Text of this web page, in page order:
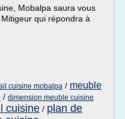
Mobalpa saura vous
qui répondra à
cuisine mobalpa / meuble
/ dimension meuble cuisine
cuisine / plan de